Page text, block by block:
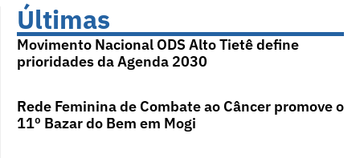
Últimas
Movimento Nacional ODS Alto Tietê define
prioridades da Agenda 2030
Rede Feminina de Combate ao Câncer promove o
11º Bazar do Bem em Mogi